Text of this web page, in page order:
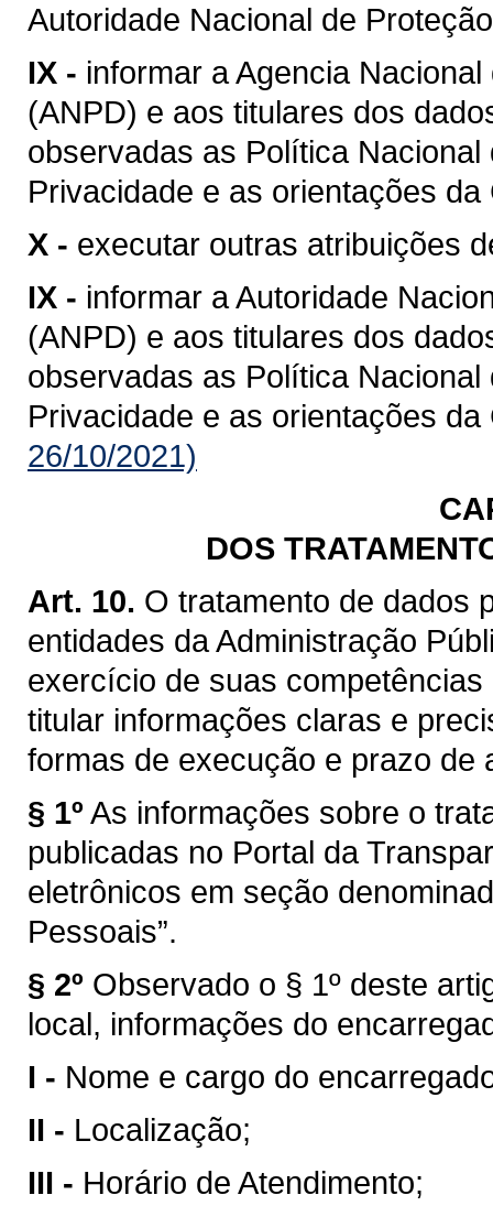
Autoridade Nacional de
IX - informar a Agencia
(ANPD) e aos titulares dos
observadas as Política
Privacidade e as orientações da
X - executar outras atribuições
IX - informar a Autoridade
(ANPD) e aos titulares dos
observadas as Política
Privacidade e as orientações da
26/10/2021)
DOS
Art. 10. O tratamento de dados
entidades da Administração
exercício de suas
titular informações claras e
formas de execução e prazo de
§ 1º As informações sobre o
publicadas no Portal da
eletrônicos em seção
Pessoais”.
§ 2º Observado o § 1º deste
local, informações do
I - Nome e cargo do
II - Localização;
III - Horário de Atendimento;